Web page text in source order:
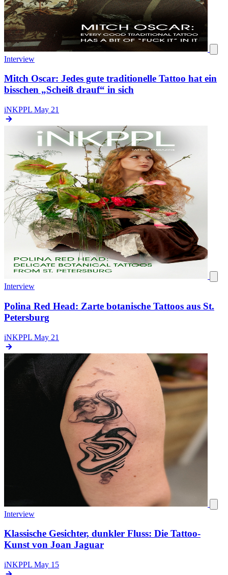
Interview
Mitch Oscar: Jedes gute traditionelle Tattoo hat ein
bisschen „Scheiß drauf“ in sich
iNKPPL May 21
Interview
Polina Red Head: Zarte botanische Tattoos aus St.
Petersburg
iNKPPL May 21
Interview
Klassische Gesichter, dunkler Fluss: Die Tattoo-
Kunst von Joan Jaguar
iNKPPL May 15